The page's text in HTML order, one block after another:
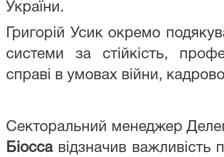
України.
Григорій Усик окремо
системи за стійкість,
справі в умовах війни,
Секторальний менеджер
Біоссавідзначив важливість